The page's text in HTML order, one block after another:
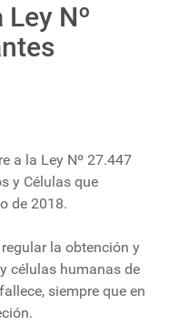
Nº
a la Ley Nº 27.447
y Células que
de 2018.
la obtención y
células humanas de
siempre que en